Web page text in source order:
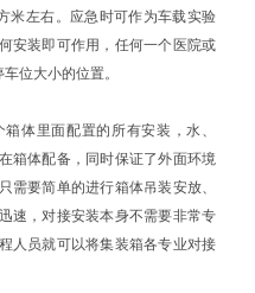
米左右。应急时可作为车载实验
安装即可作用，任何一个医院或
位大小的位置。
体里面配置的所有安装，水、
箱体配备，同时保证了外面环境
需要简单的进行箱体吊装安放、
速，对接安装本身不需要非常专
人员就可以将集装箱各专业对接